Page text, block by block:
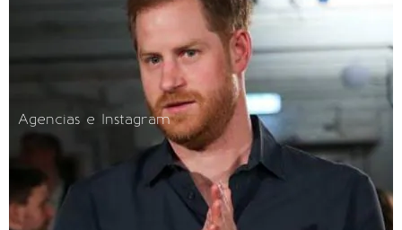
Agencias e Instagram